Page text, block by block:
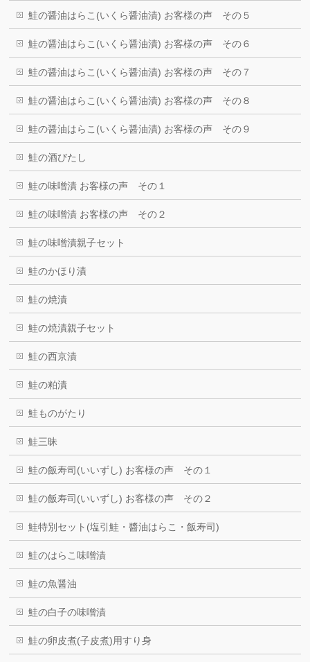
鮭の醤油はらこ(いくら醤油漬) お客様の声 その５
鮭の醤油はらこ(いくら醤油漬) お客様の声 その６
鮭の醤油はらこ(いくら醤油漬) お客様の声 その７
鮭の醤油はらこ(いくら醤油漬) お客様の声 その８
鮭の醤油はらこ(いくら醤油漬) お客様の声 その９
鮭の酒びたし
鮭の味噌漬 お客様の声 その１
鮭の味噌漬 お客様の声 その２
鮭の味噌漬親子セット
鮭のかほり漬
鮭の焼漬
鮭の焼漬親子セット
鮭の西京漬
鮭の粕漬
鮭ものがたり
鮭三昧
鮭の飯寿司(いいずし) お客様の声 その１
鮭の飯寿司(いいずし) お客様の声 その２
鮭特別セット(塩引鮭・醬油はらこ・飯寿司)
鮭のはらこ味噌漬
鮭の魚醤油
鮭の白子の味噌漬
鮭の卵皮煮(子皮煮)用すり身